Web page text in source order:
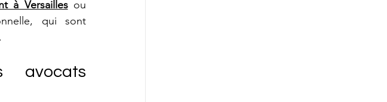
à Versailles ou
qui sont
avocats